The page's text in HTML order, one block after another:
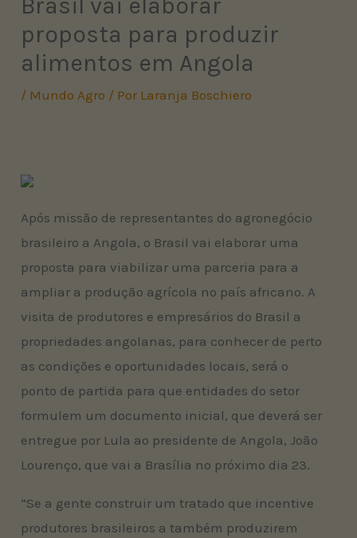
Brasil vai elaborar
proposta para produzir
alimentos em Angola
/ Mundo Agro / Por Laranja Boschiero
Após missão de representantes do agronegócio
brasileiro a Angola, o Brasil vai elaborar uma
proposta para viabilizar uma parceria para a
ampliar a produção agrícola no país africano. A
visita de produtores e empresários do Brasil a
propriedades angolanas, para conhecer de perto
as condições e oportunidades locais, será o
ponto de partida para que entidades do setor
formulem um documento inicial, que deverá ser
entregue por Lula ao presidente de Angola, João
Lourenço, que vai a Brasília no próximo dia 23.
“Se a gente construir um tratado que incentive
produtores brasileiros a também produzirem